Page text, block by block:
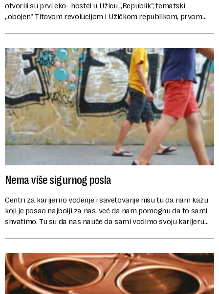
otvorili su prvi eko- hostel u Užicu „Republik", tematski
„obojen" Titovom revolucijom i Užičkom republikom, prvom
Nema više sigurnog posla
Centri za karijerno vođenje i savetovanje nisu tu da nam kažu
koji je posao najbolji za nas, već da nam pomognu da to sami
shvatimo. Tu su da nas nauče da sami vodimo svoju karijeru